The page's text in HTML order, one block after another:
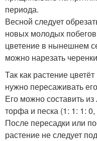
периода.
Весной следует
новых молодых
цветение в нынешнем
можно нарезать
Так как растение
нужно пересаживать
Его можно составить
торфа и песка (1: 1: 1: 0,
После пересадки или
растение не следует